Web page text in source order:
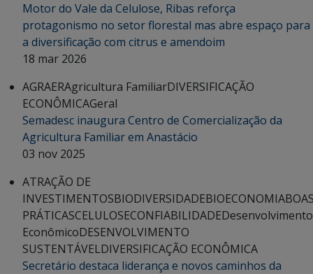
Motor do Vale da Celulose, Ribas reforça
protagonismo no setor florestal mas abre espaço para
a diversificação com citrus e amendoim
18 mar 2026
AGRAERAgricultura FamiliarDIVERSIFICAÇÃO
ECONÔMICAGeral
Semadesc inaugura Centro de Comercialização da
Agricultura Familiar em Anastácio
03 nov 2025
ATRAÇÃO DE
INVESTIMENTOSBIODIVERSIDADEBIOECONOMIA
PRÁTICASCELULOSECONFIABILIDADEDesenvolvimento
EconômicoDESENVOLVIMENTO
SUSTENTÁVELDIVERSIFICAÇÃO ECONÔMICA
Secretário destaca liderança e novos caminhos da